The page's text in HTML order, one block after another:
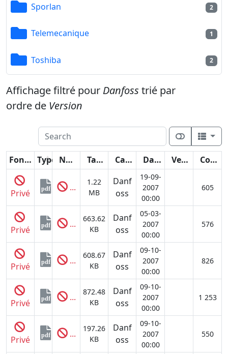
Sporlan 2
Telemecanique 1
Toshiba 2
Affichage filtré pour Danfoss trié par
ordre de Version
Fonctions Type Nom Taille Catégorie Date Version Compteur
Privé pdf ...
1.22
MB
Danf
oss
19-09-
2007
00:00
605
Privé pdf ...
663.62
KB
Danf
oss
05-03-
2007
00:00
576
Privé pdf ...
608.67
KB
Danf
oss
09-10-
2007
00:00
826
Privé pdf ...
872.48
KB
Danf
oss
09-10-
2007
00:00
1 253
Privé pdf ...
197.26
KB
Danf
oss
09-10-
2007
00:00
550